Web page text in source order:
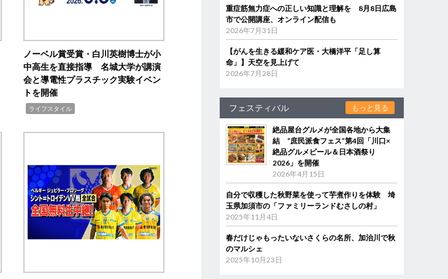
ノーベル賞受賞・白川英樹博士が小
中高生を直接指導 名城大学が講演
会と導電性プラスチック実験イベン
トを開催
ライフスタイル
重症筋無力症への正しい知識と理解を 8月8日広島
市で公開講座、オンライン配信も
2026年7月31日
【がんを生きる緩和ケア医・大橋洋平「足し算
命」】天空を見上げて
2026年7月28日
フェスティバル もっと見る
絶品屋台グルメが全国各地から大集
結 “庶民派食フェス”第4回「川口×
絶品グルメビール＆日本酒祭り
2026」を開催
2026年4月15日
自分で収穫した秋野菜を使って芋煮作りを体験 埼
玉県加須市の「ファミリーランドむさしの村」
2025年11月4日
春だけじゃもったいないさくらの名所、加治川で秋
のマルシェ
2025年10月23日